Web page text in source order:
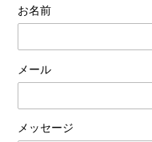
お名前
メール
メッセージ